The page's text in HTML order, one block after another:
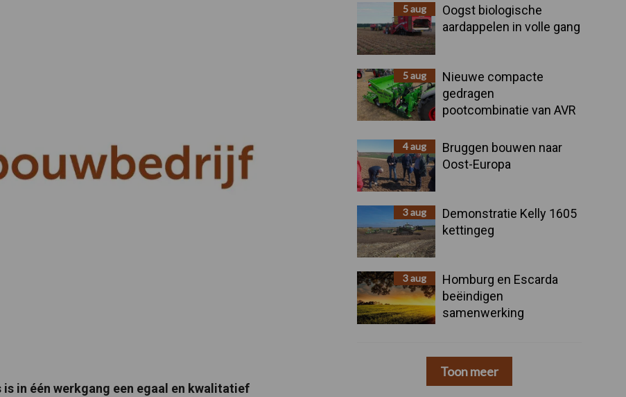
in één werkgang een egaal en kwalitatief
Sidebar5 aug
Oogst biologische
aardappelen in volle gang
5 aug
Nieuwe compacte
gedragen
pootcombinatie van AVR
4 aug
Bruggen bouwen naar
Oost-Europa
3 aug
Demonstratie Kelly 1605
kettingeg
3 aug
Homburg en Escarda
beëindigen
samenwerking
Toon meer